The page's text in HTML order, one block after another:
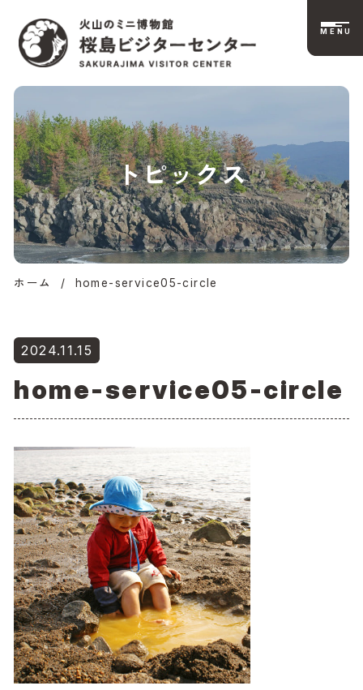
桜島ビジターセンタ
ー公式サイト | 火山
のミニ博物館
MENU
トピックス
ホーム / home-service05-circle
2024.11.15
home-service05-circle